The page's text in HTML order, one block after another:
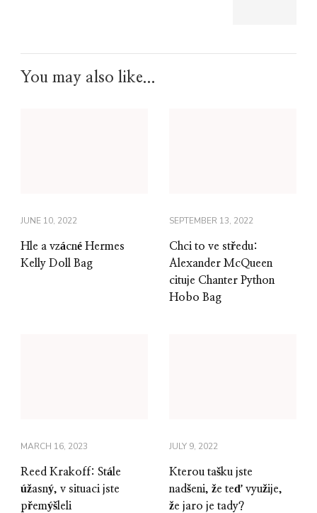
You may also like...
JUNE 10, 2022
Hle a vzácné Hermes
Kelly Doll Bag
SEPTEMBER 13, 2022
Chci to ve středu:
Alexander McQueen
cituje Chanter Python
Hobo Bag
MARCH 16, 2023
Reed Krakoff: Stále
úžasný, v situaci jste
přemýšleli
JULY 9, 2022
Kterou tašku jste
nadšeni, že teď využije,
že jaro je tady?